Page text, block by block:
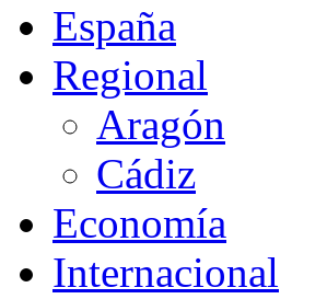
España
Regional
Aragón
Cádiz
Economía
Internacional